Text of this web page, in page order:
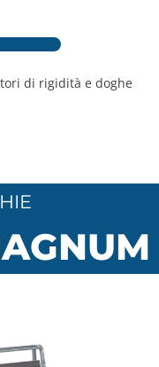
di rigidità e doghe